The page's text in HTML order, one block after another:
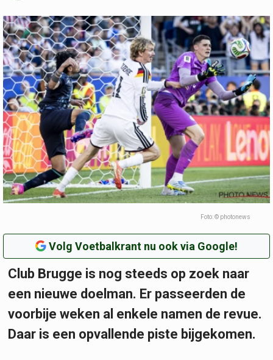
Foto: © photonews
Volg Voetbalkrant nu ook via Google!
Club Brugge is nog steeds op zoek naar
een nieuwe doelman. Er passeerden de
voorbije weken al enkele namen de revue.
Daar is een opvallende piste bijgekomen.